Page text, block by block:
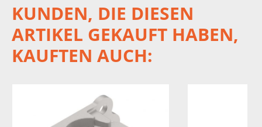
KUNDEN, DIE DIESEN
ARTIKEL GEKAUFT HABEN,
KAUFTEN AUCH: